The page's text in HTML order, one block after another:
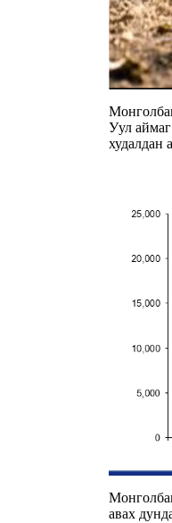
Уул
худалдан
авах